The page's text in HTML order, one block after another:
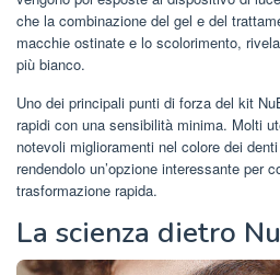
che la combinazione del gel e del
macchie ostinate e lo scolorimento,
più bianco.
Uno dei principali punti di forza del kit
rapidi con una sensibilità minima. Molti
notevoli miglioramenti nel colore dei
rendendolo un’opzione interessante per
trasformazione rapida.
La scienza dietro